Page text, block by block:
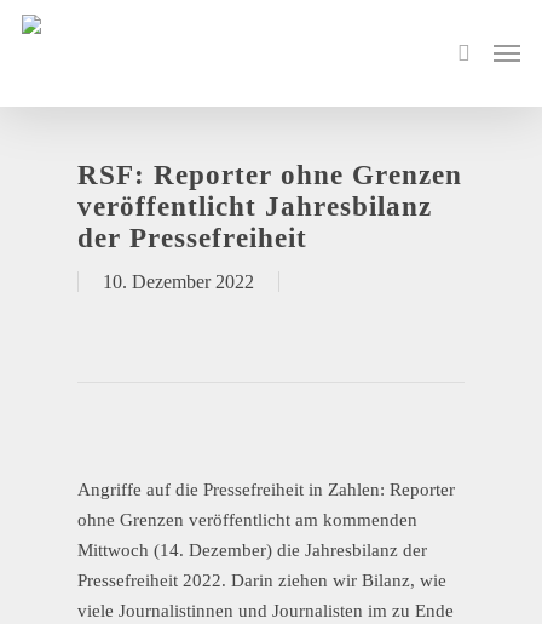
RSF: Reporter ohne Grenzen
veröffentlicht Jahresbilanz
der Pressefreiheit
10. Dezember 2022
Angriffe auf die Pressefreiheit in Zahlen: Reporter
ohne Grenzen veröffentlicht am kommenden
Mittwoch (14. Dezember) die Jahresbilanz der
Pressefreiheit 2022. Darin ziehen wir Bilanz, wie
viele Journalistinnen und Journalisten im zu Ende